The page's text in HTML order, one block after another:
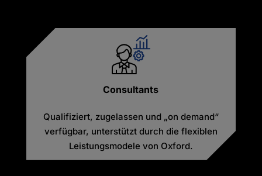
Consultants
Qualifiziert, zugelassen und „on demand“
verfügbar, unterstützt durch die flexiblen
Leistungsmodele von Oxford.